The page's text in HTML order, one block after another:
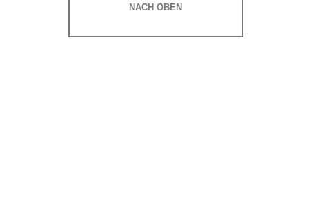
NACH OBEN